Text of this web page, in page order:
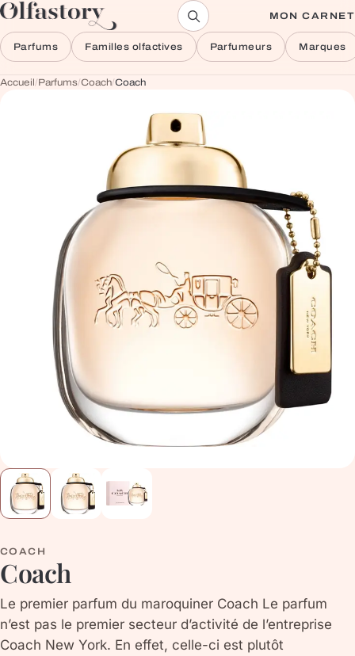
Aller au contenu MON CARNET
Parfums Familles olfactives Parfumeurs Marques
Accueil/Parfums/Coach/Coach
COACH
Coach
Le premier parfum du maroquiner Coach Le parfum
n’est pas le premier secteur d’activité de l’entreprise
Coach New York. En effet, celle-ci est plutôt